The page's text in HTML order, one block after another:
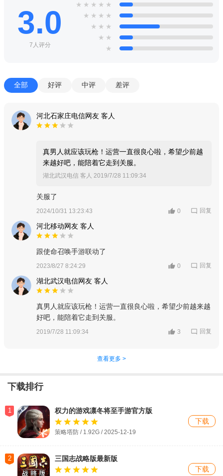
3.0
7人评分
★ ★ ★ ★ ★
★ ★ ★ ★
★ ★ ★
★ ★
★
全部 好评 中评 差评
河北石家庄电信网友 客人
真男人就应该玩枪！运营一直很良心啦，希望少前越
来越好吧，能陪着它走到关服。
湖北武汉电信 客人 2019/7/28 11:09:34
关服了
2024/10/31 13:23:43 0 回复
河北移动网友 客人
跟使命召唤手游联动了
2023/8/27 8:24:29 0 回复
湖北武汉电信网友 客人
真男人就应该玩枪！运营一直很良心啦，希望少前越来越
好吧，能陪着它走到关服。
2019/7/28 11:09:34 3 回复
查看更多 >
下载排行
1 权力的游戏凛冬将至手游官方版
策略塔防 / 1.92G / 2025-12-19
下载
2 三国志战略版最新版
下载